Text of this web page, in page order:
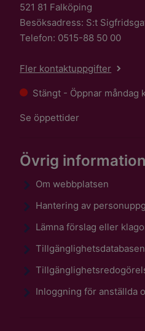
521 81 Falköping
Besöksadress: S:t
Telefon: 0515-88 50 00
Fler kontaktuppgifter
Stängt - Öppnar måndag
Se öppettider
Övrig information
Om webbplatsen
Hantering av
Lämna förslag eller
Tillgänglighetsdatabasen
Inloggning för anställda